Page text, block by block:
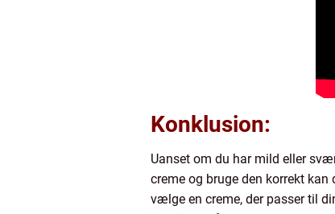
Konklusion:
Uanset om du har mild eller
creme og bruge den korrekt
vælge en creme, der passer til